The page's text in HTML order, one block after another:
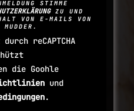
STIMME
ZU UND
VON E-MAILS VON
MUDDER.
reCAPTCHA
die Goohle
und
.